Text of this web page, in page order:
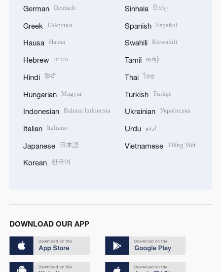
German Deutsch
Greek Ελληνικά
Hausa Hausa
Hebrew עברית
Hindi हिन्दी
Hungarian Magyar
Indonesian Bahasa Indonesia
Italian Italiano
Japanese 日本語
Korean 한국어
Sinhala සිංහල
Spanish Español
Swahili Kiswahili
Tamil தமிழ்
Thai ไทย
Turkish Türkçe
Ukrainian Українська
Urdu اردو
Vietnamese Tiếng Việt
DOWNLOAD OUR APP